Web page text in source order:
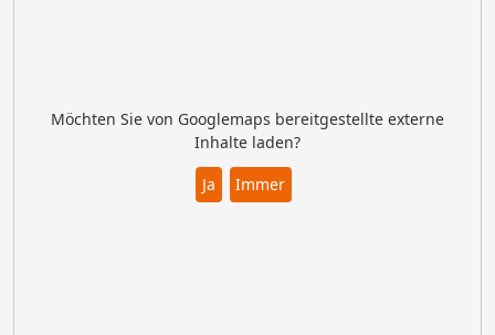
Möchten Sie von Googlemaps bereitgestellte externe
Inhalte laden?
Ja Immer